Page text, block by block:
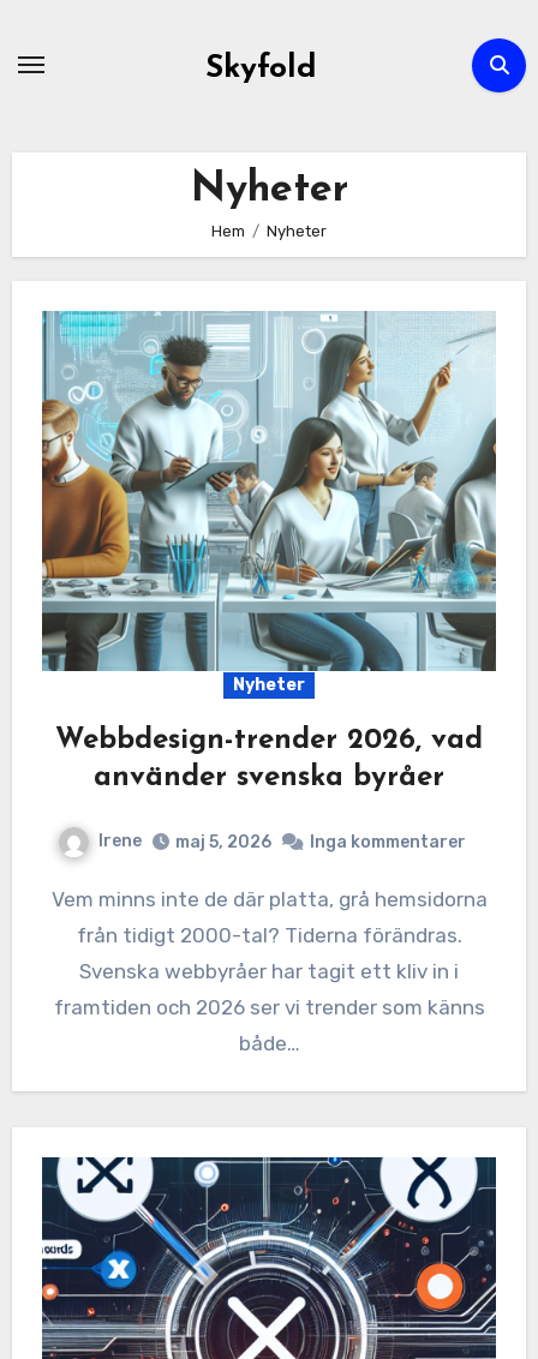
Skyfold
Nyheter
Hem Nyheter
Nyheter
Webbdesign-trender 2026, vad
använder svenska byråer
Irene maj 5, 2026 Inga kommentarer
Vem minns inte de där platta, grå hemsidorna
från tidigt 2000-tal? Tiderna förändras.
Svenska webbyråer har tagit ett kliv in i
framtiden och 2026 ser vi trender som känns
både…